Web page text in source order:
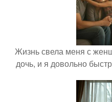
Жизнь свела меня с
дочь, и я довольно